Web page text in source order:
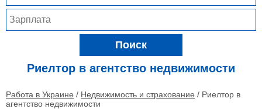
Поиск
Риелтор в агентство недвижимости
Работа в Украине / Недвижимость и страхование / Риелтор в
агентство недвижимости